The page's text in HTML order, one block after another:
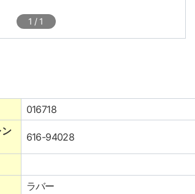
1 / 1
016718
616-94028
ラバー